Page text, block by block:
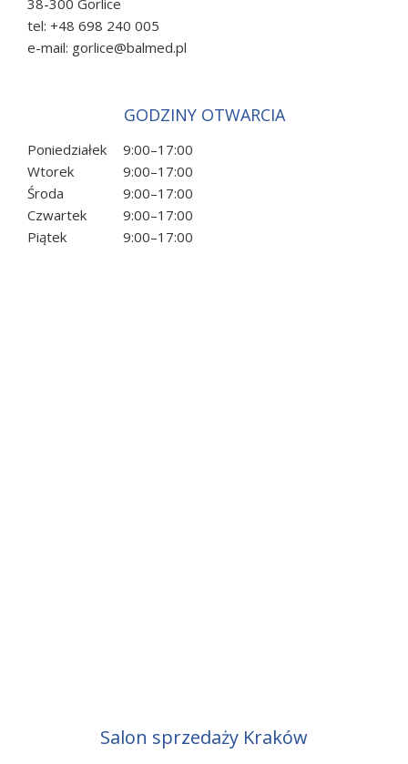
38-300 Gorlice
tel: +48 698 240 005
e-mail: gorlice@balmed.pl
GODZINY OTWARCIA
Poniedziałek 9:00–17:00
Wtorek
9:00–17:00
Środa
9:00–17:00
Czwartek
9:00–17:00
Piątek
9:00–17:00
Salon sprzedaży Kraków